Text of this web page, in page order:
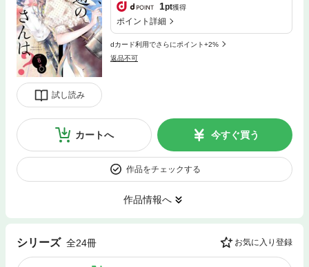
試し読み
1pt獲得
ポイント詳細
dカード利用でさらにポイント+2%
返品不可
カートへ 今すぐ買う
作品をチェックする
作品情報へ
シリーズ 全24冊 お気に入り登録